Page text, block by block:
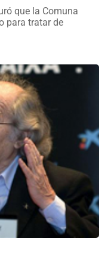
que la Comuna
para tratar de